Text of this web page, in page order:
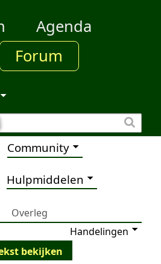
Agenda
Forum
Community
Hulpmiddelen
Overleg
Handelingen
bekijken